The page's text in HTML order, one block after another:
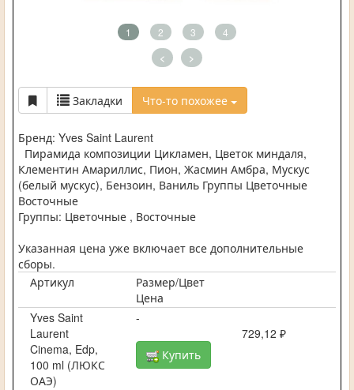
1 2 3 4
< >
Закладки Что-то похожее
Бренд: Yves Saint Laurent
Пирамида композиции Цикламен, Цветок миндаля,
Клементин Амариллис, Пион, Жасмин Амбра, Мускус
(белый мускус), Бензоин, Ваниль Группы Цветочные
Восточные
Группы: Цветочные , Восточные
Указанная цена уже включает все дополнительные
сборы.
Артикул
Размер/Цвет
Цена
Yves Saint
Laurent
Cinema, Edp,
100 ml (ЛЮКС
ОАЭ)
-
729,12 ₽
Купить